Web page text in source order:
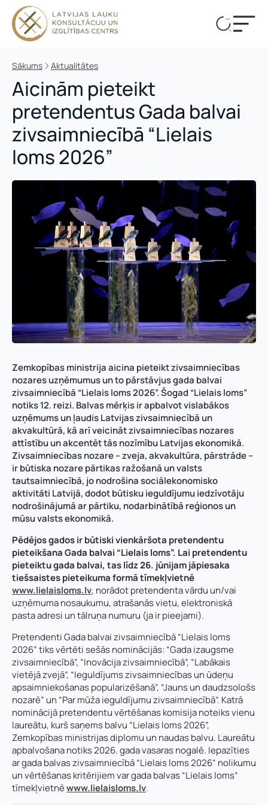
Sākums Aktualitātes
Aicinām pieteikt
pretendentus Gada balvai
zivsaimniecībā “Lielais
loms 2026”
Zemkopības ministrija aicina pieteikt zivsaimniecības
nozares uzņēmumus un to pārstāvjus gada balvai
zivsaimniecībā “Lielais loms 2026”. Šogad “Lielais loms”
notiks 12. reizi. Balvas mērķis ir apbalvot vislabākos
uzņēmums un ļaudis Latvijas zivsaimniecībā un
akvakultūrā, kā arī veicināt zivsaimniecības nozares
attīstību un akcentēt tās nozīmību Latvijas ekonomikā.
Zivsaimniecības nozare – zveja, akvakultūra, pārstrāde –
ir būtiska nozare pārtikas ražošanā un valsts
tautsaimniecībā, jo nodrošina sociālekonomisko
aktivitāti Latvijā, dodot būtisku ieguldījumu iedzīvotāju
nodrošinājumā ar pārtiku, nodarbinātībā reģionos un
mūsu valsts ekonomikā.
Pēdējos gados ir būtiski vienkāršota pretendentu
pieteikšana Gada balvai “Lielais loms”. Lai pretendentu
pieteiktu gada balvai, tas līdz 26. jūnijam jāpiesaka
tiešsaistes pieteikuma formā tīmekļvietnē
www.lielaisloms.lv, norādot pretendenta vārdu un/vai
uzņēmuma nosaukumu, atrašanās vietu, elektroniskā
pasta adresi un tālruņa numuru (ja ir pieejami).
Pretendenti Gada balvai zivsaimniecībā “Lielais loms
2026” tiks vērtēti sešās nominācijās: “Gada izaugsme
zivsaimniecībā”, “Inovācija zivsaimniecībā”, “Labākais
vietējā zvejā”, “Ieguldījums zivsaimniecības un ūdeņu
apsaimniekošanas popularizēšanā”, “Jauns un daudzsološs
nozarē” un “Par mūža ieguldījumu zivsaimniecībā”. Katrā
nominācijā pretendentu vērtēšanas komisija noteiks vienu
laureātu, kurš saņems balvu “Lielais loms 2026”,
Zemkopības ministrijas diplomu un naudas balvu. Laureātu
apbalvošana notiks 2026. gada vasaras nogalē. Iepazīties
ar gada balvas zivsaimniecībā “Lielais loms 2026” nolikumu
un vērtēšanas kritērijiem var gada balvas “Lielais loms”
tīmekļvietnēwww.lielaisloms.lv.
Vārds*
Vārds, uzvārds*
Uzņēmuma reģistrācijas numurs: